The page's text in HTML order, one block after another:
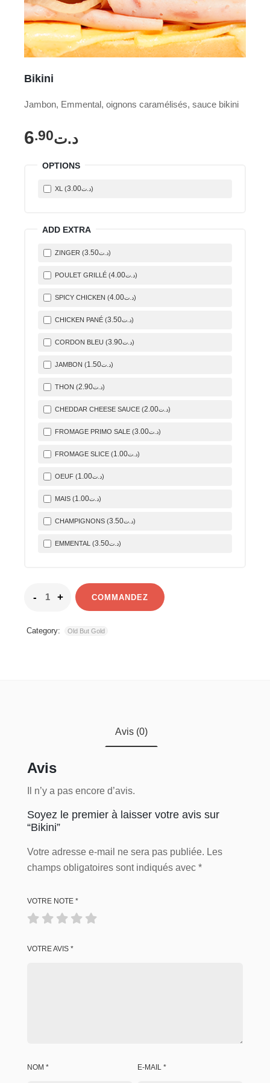
Bikini
Jambon, Emmental, oignons caramélisés, sauce bikini
د.ت 6.90
OPTIONS
XL ( د.ت 3.00 )
ADD EXTRA
ZINGER ( د.ت 3.50 )
POULET GRILLÉ ( د.ت 4.00 )
SPICY CHICKEN ( د.ت 4.00 )
CHICKEN PANÉ ( د.ت 3.50 )
CORDON BLEU ( د.ت 3.90 )
JAMBON ( د.ت 1.50 )
THON ( د.ت 2.90 )
CHEDDAR CHEESE SAUCE ( د.ت 2.00 )
FROMAGE PRIMO SALE ( د.ت 3.00 )
FROMAGE SLICE ( د.ت 1.00 )
OEUF ( د.ت 1.00 )
MAIS ( د.ت 1.00 )
CHAMPIGNONS ( د.ت 3.50 )
EMMENTAL ( د.ت 3.50 )
COMMANDEZ
Category: Old But Gold
Avis (0)
Avis
Il n’y a pas encore d’avis.
Soyez le premier à laisser votre avis sur
“Bikini”
Votre adresse e-mail ne sera pas publiée. Les
champs obligatoires sont indiqués avec *
VOTRE NOTE *
VOTRE AVIS *
NOM * E-MAIL *